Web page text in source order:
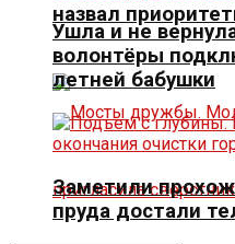
назвал
Ушла и не
волонтёры
летней бабушки
Заметили
пруда достали